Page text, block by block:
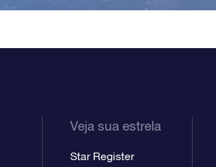
Veja sua estrela
Star Register